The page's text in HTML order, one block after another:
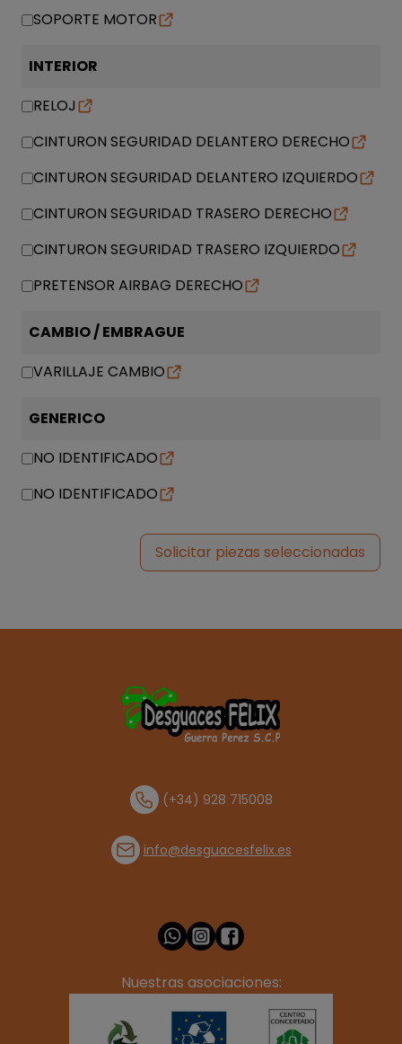
SOPORTE MOTOR
INTERIOR
RELOJ
CINTURON SEGURIDAD DELANTERO DERECHO
CINTURON SEGURIDAD DELANTERO IZQUIERDO
CINTURON SEGURIDAD TRASERO DERECHO
CINTURON SEGURIDAD TRASERO IZQUIERDO
PRETENSOR AIRBAG DERECHO
CAMBIO / EMBRAGUE
VARILLAJE CAMBIO
GENERICO
NO IDENTIFICADO
NO IDENTIFICADO
Solicitar piezas seleccionadas
(+34) 928 715008
info@desguacesfelix.es
Nuestras asociaciones: